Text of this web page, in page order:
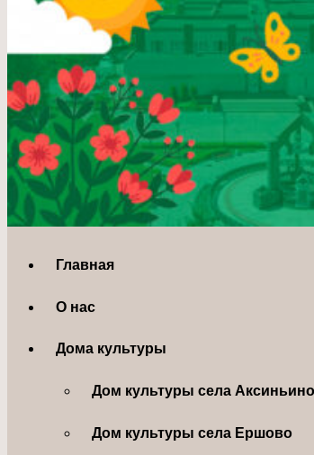
Главная
О нас
Дома культуры
Дом культуры села Аксиньино
Дом культуры села Ершово